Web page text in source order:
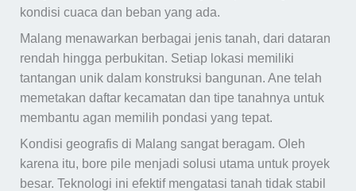
kondisi cuaca dan beban yang ada.
Malang menawarkan berbagai jenis tanah, dari dataran
rendah hingga perbukitan. Setiap lokasi memiliki
tantangan unik dalam konstruksi bangunan. Ane telah
memetakan daftar kecamatan dan tipe tanahnya untuk
membantu agan memilih pondasi yang tepat.
Kondisi geografis di Malang sangat beragam. Oleh
karena itu, bore pile menjadi solusi utama untuk proyek
besar. Teknologi ini efektif mengatasi tanah tidak stabil